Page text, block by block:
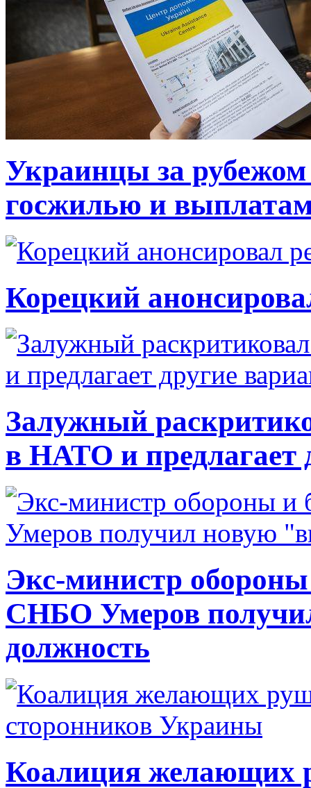
Украинцы за рубежом
госжилью и
Корецкий
Залужный
в НАТО и предлагает
Экс-министр
СНБО Умеров
должность
Коалиция желающих